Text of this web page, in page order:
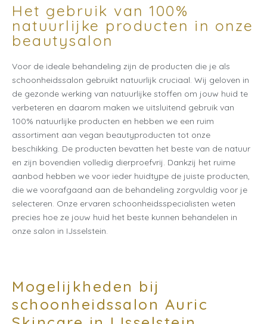
Het gebruik van 100%
natuurlijke producten in onze
beautysalon
Voor de ideale behandeling zijn de producten die je als
schoonheidssalon gebruikt natuurlijk cruciaal. Wij geloven in
de gezonde werking van natuurlijke stoffen om jouw huid te
verbeteren en daarom maken we uitsluitend gebruik van
100% natuurlijke producten en hebben we een ruim
assortiment aan vegan beautyproducten tot onze
beschikking. De producten bevatten het beste van de natuur
en zijn bovendien volledig dierproefvrij. Dankzij het ruime
aanbod hebben we voor ieder huidtype de juiste producten,
die we voorafgaand aan de behandeling zorgvuldig voor je
selecteren. Onze ervaren schoonheidsspecialisten weten
precies hoe ze jouw huid het beste kunnen behandelen in
onze salon in IJsselstein.
Mogelijkheden bij
schoonheidssalon Auric